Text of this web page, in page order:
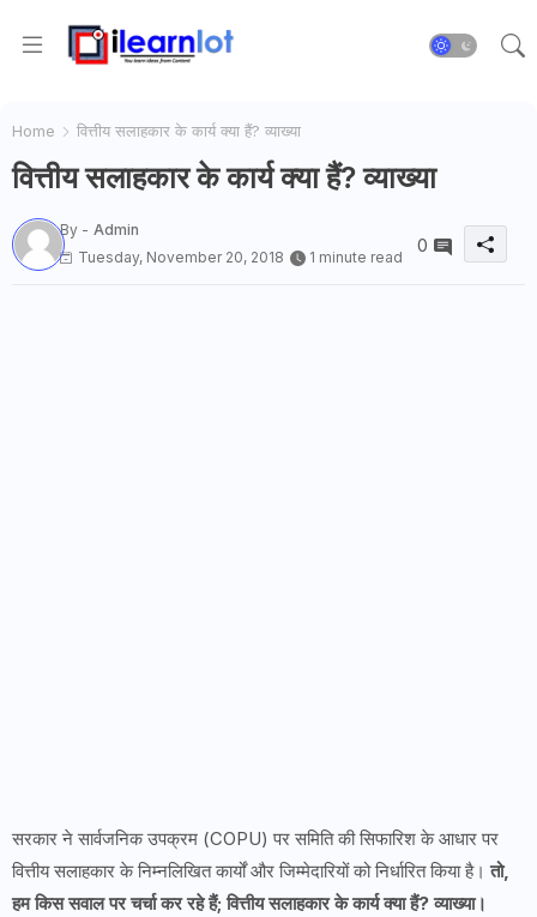
Home वित्तीय सलाहकार के कार्य क्या हैं? व्याख्या
वित्तीय सलाहकार के कार्य क्या हैं? व्याख्या
By - Admin
Tuesday, November 20, 2018
1 minute read
0
सरकार ने सार्वजनिक उपक्रम (COPU) पर समिति की सिफारिश के आधार पर
वित्तीय सलाहकार के निम्नलिखित कार्यों और जिम्मेदारियों को निर्धारित किया है।तो,
हम किस सवाल पर चर्चा कर रहे हैं; वित्तीय सलाहकार के कार्य क्या हैं? व्याख्या।